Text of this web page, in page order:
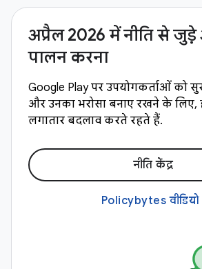
अप्रैल 2026 में नीति से
पालन करना
Google Play पर उपयोगकर्ताओं को
और उनका भरोसा बनाए रखने के लिए,
लगातार बदलाव करते रहते हैं.
नीति केंद्र
Policybytes वीडियो